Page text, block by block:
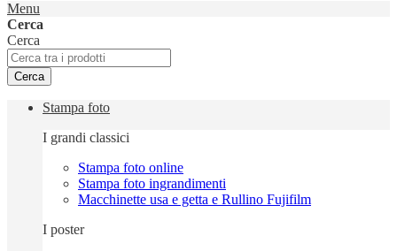
Menu
Cerca
Cerca
Cerca
Stampa foto
I grandi classici
Stampa foto online
Stampa foto ingrandimenti
Macchinette usa e getta e Rullino Fujifilm
I poster